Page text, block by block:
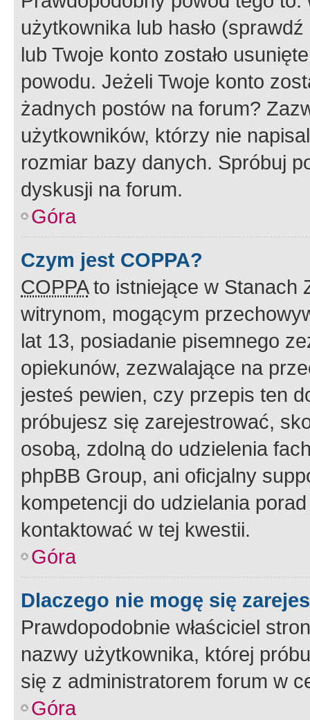
użytkownika lub hasło
lub Twoje konto zostało
powodu. Jeżeli Twoje konto
żadnych postów na forum?
użytkowników, którzy nie
rozmiar bazy danych. Spróbuj
dyskusji na forum.
Góra
Czym jest COPPA?
COPPAto istniejące w Stanach
witrynom, mogącym
lat 13, posiadanie pisemnego
opiekunów, zezwalające na
jesteś pewien, czy przepis ten
próbujesz się zarejestrować,
osobą, zdolną do udzielenia
phpBB Group, ani oficjalny
kompetencji do udzielania
kontaktować w tej kwestii.
Góra
Dlaczego nie mogę się
Prawdopodobnie właściciel
nazwy użytkownika, której
się z administratorem forum w
Góra